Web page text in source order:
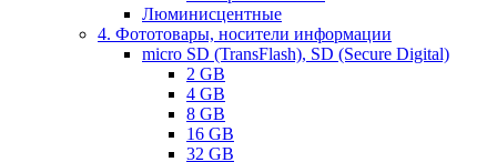
Люминисцентные
4. Фототовары, носители информации
micro SD (TransFlash), SD (Secure Digital)
2 GB
4 GB
8 GB
16 GB
32 GB